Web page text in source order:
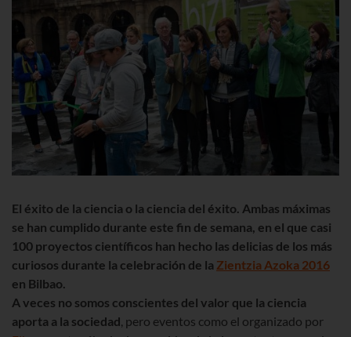
El éxito de la ciencia o la ciencia del éxito. Ambas máximas
se han cumplido durante este fin de semana, en el que casi
100 proyectos científicos han hecho las delicias de los más
curiosos durante la celebración de la Zientzia Azoka 2016
en Bilbao.
A veces no somos conscientes del valor que la ciencia
aporta a la sociedad, pero eventos como el organizado por